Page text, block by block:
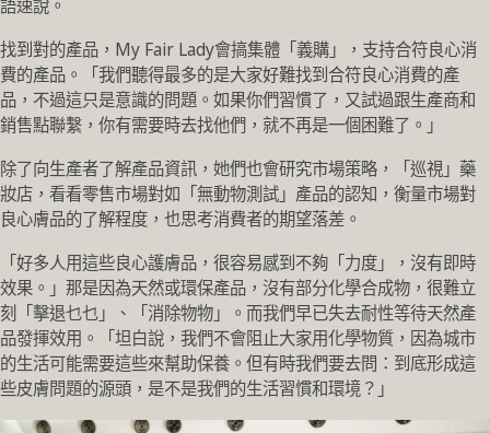
語速說。
找到對的產品，My Fair Lady會搞集體「義購」，支持合符良心消
費的產品。「我們聽得最多的是大家好難找到合符良心消費的產
品，不過這只是意識的問題。如果你們習慣了，又試過跟生產商和
銷售點聯繫，你有需要時去找他們，就不再是一個困難了。」
除了向生產者了解產品資訊，她們也會研究市場策略，「巡視」藥
妝店，看看零售市場對如「無動物測試」產品的認知，衡量市場對
良心膚品的了解程度，也思考消費者的期望落差。
「好多人用這些良心護膚品，很容易感到不夠「力度」，沒有即時
效果。」那是因為天然或環保產品，沒有部分化學合成物，很難立
刻「擊退乜乜」、「消除物物」。而我們早已失去耐性等待天然產
品發揮效用。「坦白說，我們不會阻止大家用化學物質，因為城市
的生活可能需要這些來幫助保養。但有時我們要去問：到底形成這
些皮膚問題的源頭，是不是我們的生活習慣和環境？」